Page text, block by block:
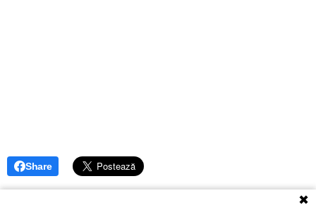
✖
Share